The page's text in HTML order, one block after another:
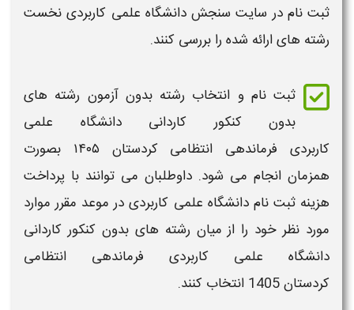
ثبت نامدر سایت سنجش دانشگاه علمی کاربردینخست
رشته های ارائه شده را بررسی کنند.
ثبت نام و انتخاب رشته بدون آزمون رشته های
بدون کنکور کاردانی دانشگاه علمی
کاربردی فرماندهی انتظامی کردستان
بصورت
همزمان انجام می شود. داوطلبان می توانند با پرداخت
هزینه ثبت نام دانشگاه علمی کاربردیدر موعد مقرر موارد
مورد نظر خود را از میان رشته های بدون کنکور کاردانی
دانشگاه علمی کاربردی فرماندهی انتظامی
کردستان
انتخاب کنند.